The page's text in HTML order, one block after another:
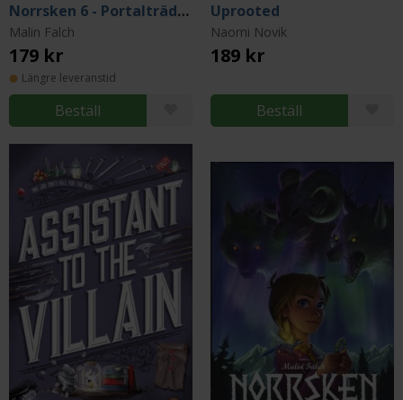
Norrsken 6 - Portalträdet del 2
Malin Falch
179 kr
Längre leveranstid
Beställ
Uprooted
Naomi Novik
189 kr
Beställ